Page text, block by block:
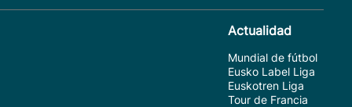
Actualidad
Mundial de fútbol
Eusko Label Liga
Euskotren Liga
Tour de Francia